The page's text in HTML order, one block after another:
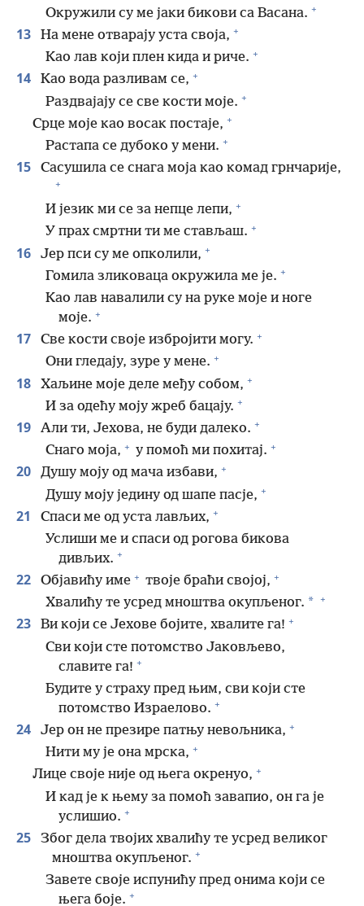
Окружили су ме јаки бикови са Васана. +
13 На мене отварају уста своја, +
Као лав који плен кида и риче. +
14 Као вода разливам се, +
Раздвајају се све кости моје. +
Срце моје као восак постаје, +
Растапа се дубоко у мени. +
15 Сасушила се снага моја као комад грнчарије,
+
И језик ми се за непце лепи, +
У прах смртни ти ме стављаш. +
16 Јер пси су ме опколили, +
Гомила зликоваца окружила ме је. +
Као лав навалили су на руке моје и ноге
моје. +
17 Све кости своје избројити могу. +
Они гледају, зуре у мене. +
18 Хаљине моје деле међу собом, +
И за одећу моју жреб бацају. +
19 Али ти, Јехова, не буди далеко. +
Снаго моја, + у помоћ ми похитај. +
20 Душу моју од мача избави, +
Душу моју једину од шапе пасје, +
21 Спаси ме од уста лављих, +
Услиши ме и спаси од рогова бикова
дивљих. +
22 Објавићу име + твоје браћи својој, +
Хвалићу те усред мноштва окупљеног. * +
23 Ви који се Јехове бојите, хвалите га! +
Сви који сте потомство Јаковљево,
славите га! +
Будите у страху пред њим, сви који сте
потомство Израелово. +
24 Јер он не презире патњу невољника, +
Нити му је она мрска, +
Лице своје није од њега окренуо, +
И кад је к њему за помоћ завапио, он га је
услишио. +
25
Због дела твојих хвалићу те усред великог
мноштва окупљеног. +
Завете своје испунићу пред онима који се
њега боје. +